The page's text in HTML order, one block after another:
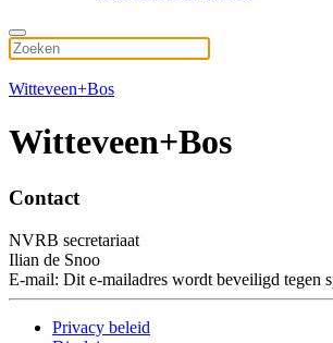
Witteveen+Bos
Witteveen+Bos
Contact
NVRB secretariaat
Ilian de Snoo
E-mail: Dit e-mailadres wordt beveiligd tegen
Privacy beleid